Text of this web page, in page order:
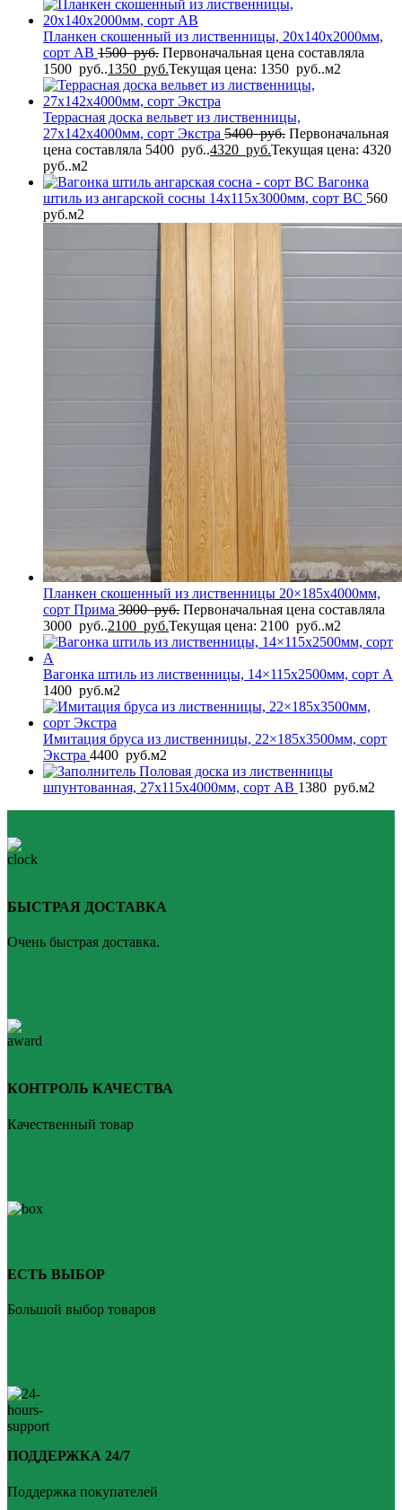
Планкен скошенный из лиственницы, 20x140x2000мм,
сорт AB 1500руб. Первоначальная цена составляла
1500 руб..1350 руб.Текущая цена: 1350 руб..м2
Террасная доска вельвет из лиственницы,
27x142x4000мм, сорт Экстра 5400руб. Первоначальная
цена составляла 5400 руб..4320 руб.Текущая цена: 4320
руб..м2
Вагонка
штиль из ангарской сосны 14x115x3000мм, сорт BC 560
руб.м2
Планкен скошенный из лиственницы 20×185x4000мм,
сорт Прима 3000руб. Первоначальная цена составляла
3000 руб..2100 руб.Текущая цена: 2100 руб..м2
Вагонка штиль из лиственницы, 14×115x2500мм, сорт A
1400 руб.м2
Имитация бруса из лиственницы, 22×185x3500мм, сорт
Экстра 4400 руб.м2
Половая доска из лиственницы
шпунтованная, 27x115x4000мм, сорт AB 1380 руб.м2
БЫСТРАЯ ДОСТАВКА
Очень быстрая доставка.
КОНТРОЛЬ КАЧЕСТВА
Качественный товар
ЕСТЬ ВЫБОР
Большой выбор товаров
ПОДДЕРЖКА 24/7
Поддержка покупателей